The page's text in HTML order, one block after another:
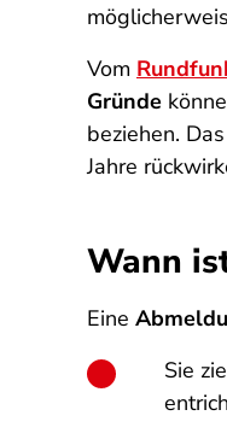
Vom
Gründe
beziehen.
Jahre
Wann
Eine
Sie